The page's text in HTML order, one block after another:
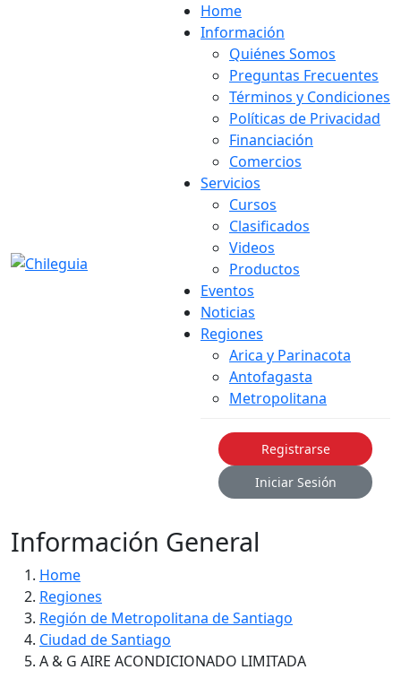
Home
Información
Quiénes Somos
Preguntas Frecuentes
Términos y Condiciones
Políticas de Privacidad
Financiación
Comercios
Servicios
Cursos
Clasificados
Videos
Productos
Eventos
Noticias
Regiones
Arica y Parinacota
Antofagasta
Metropolitana
Registrarse
Iniciar Sesión
Información General
Home
Regiones
Región de Metropolitana de Santiago
Ciudad de Santiago
A & G AIRE ACONDICIONADO LIMITADA